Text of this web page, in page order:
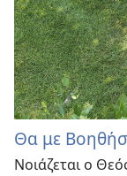
Θα με
Νοιάζεται ο